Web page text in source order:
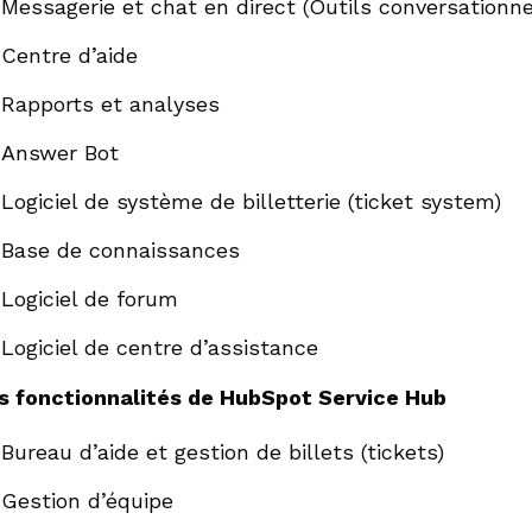
Messagerie et chat en direct (Outils
Centre d’aide
Rapports et analyses
Answer Bot
Logiciel de système de billetterie (ticket system)
Base de connaissances
Logiciel de forum
Logiciel de centre d’assistance
fonctionnalités de HubSpot Service Hub
Bureau d’aide et gestion de billets (tickets)
Gestion d’équipe